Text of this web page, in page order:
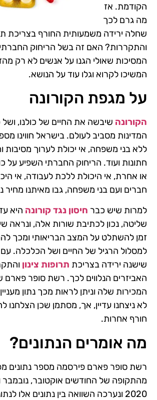
הקודמת. אז
מה גרם לכך
שחלה ירידה משמעותית החורף בצריכת
והתקררות? האם זה בשל הריחוק
המסיכות שאולי הגנו על אנשים לא רק
המשיכו לקרוא וגלו עוד על הנושא.
על מגפת הקורונה
הקורונה שיבשה את החיים של כולנו,
המדינות מסביב לעולם. בישראל חווינו
ללא בני משפחה, אי יכולת לערוך מסיבות
חתונות ועוד. הריחוק החברתי השפיע על
או אחרת, אי היכולת ללכת לעבודה, אי
חברים ועם בני משפחה, גבו מאיתנו מחיר
למרות שיש כבר חיסון נגד קורונה היא
שליטה, נכון לכתיבת שורות אלה, ונראה
זמן להשתלט על המצב הבריאותי ומכך
למסלול הרגיל של החיים ושל הכלכלה.
שישנה ירידה בצריכת תרופות צינון
האביזרים הנלווים לכך. רשת סופר פארם
המכירות שלה וניתן לראות מכך נתון
לא ניצחנו עדיין, אך, מסתמן שכן הצלחנו
חורף אחרות.
מה אומרים הנתונים?
רשת סופר פארם פירסמה מספר נתונים
מהתקופה של החודשים אוקטובר,
2020 ונערכה השוואה בין נתונים אלו